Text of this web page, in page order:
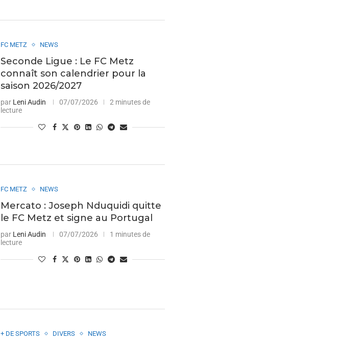
FC METZ NEWS
Seconde Ligue : Le FC Metz
connaît son calendrier pour la
saison 2026/2027
par Leni Audin 07/07/2026
2 minutes de
lecture
FC METZ NEWS
Mercato : Joseph Nduquidi quitte
le FC Metz et signe au Portugal
par Leni Audin 07/07/2026
1 minutes de
lecture
+ DE SPORTS DIVERS NEWS